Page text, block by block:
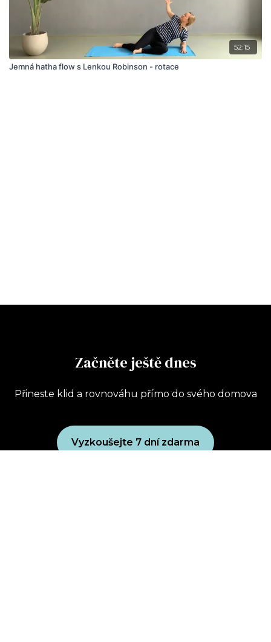
52:15
Jemná hatha flow s Lenkou Robinson - rotace
Začněte ještě dnes
Přineste klid a rovnováhu přímo do svého domova
Vyzkoušejte 7 dní zdarma